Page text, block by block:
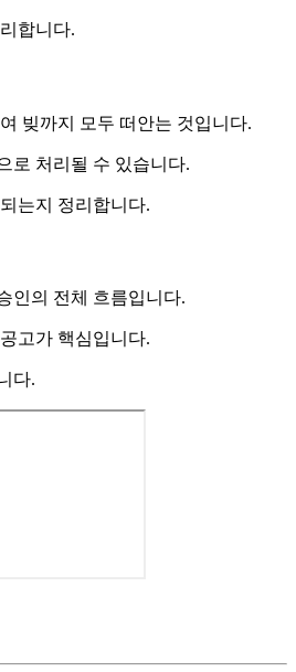
합니다.
빚까지 모두 떠안는 것입니다.
로 처리될 수 있습니다.
는지 정리합니다.
인의 전체 흐름입니다.
고가 핵심입니다.
다.